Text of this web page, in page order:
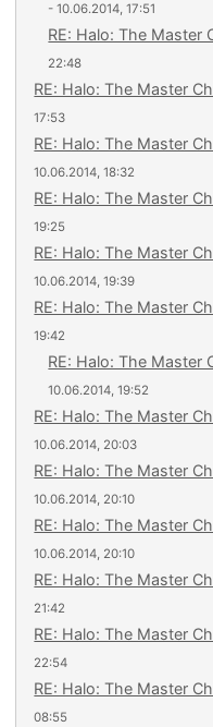
- 10.06.2014, 17:51
RE: Halo: The Master
22:48
RE: Halo: The Master
17:53
RE: Halo: The Master
10.06.2014, 18:32
RE: Halo: The Master
19:25
RE: Halo: The Master
10.06.2014, 19:39
RE: Halo: The Master
19:42
RE: Halo: The Master
10.06.2014, 19:52
RE: Halo: The Master
10.06.2014, 20:03
RE: Halo: The Master
10.06.2014, 20:10
RE: Halo: The Master
10.06.2014, 20:10
RE: Halo: The Master
21:42
RE: Halo: The Master
22:54
RE: Halo: The Master
08:55